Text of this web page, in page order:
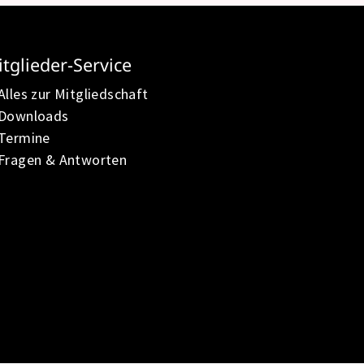
Service
zur Mitgliedschaft
Downloads
Fragen & Antworten